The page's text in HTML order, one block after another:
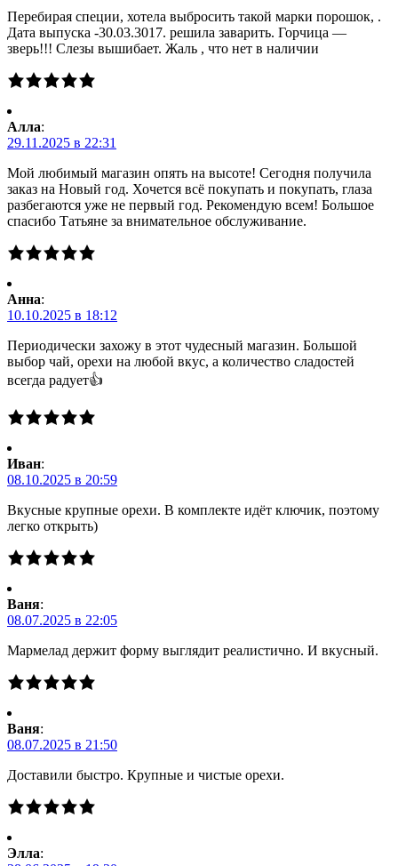
Перебирая специи, хотела выбросить такой марки порошок, .
Дата выпуска -30.03.3017. решила заварить. Горчица —
зверь!!! Слезы вышибает. Жаль , что нет в наличии
Алла:
29.11.2025 в 22:31
Мой любимый магазин опять на высоте! Сегодня получила
заказ на Новый год. Хочется всё покупать и покупать, глаза
разбегаются уже не первый год. Рекомендую всем! Большое
спасибо Татьяне за внимательное обслуживание.
Анна:
10.10.2025 в 18:12
Периодически захожу в этот чудесный магазин. Большой
выбор чай, орехи на любой вкус, а количество сладостей
всегда радует👍
Иван:
08.10.2025 в 20:59
Вкусные крупные орехи. В комплекте идёт ключик, поэтому
легко открыть)
Ваня:
08.07.2025 в 22:05
Мармелад держит форму выглядит реалистично. И вкусный.
Ваня:
08.07.2025 в 21:50
Доставили быстро. Крупные и чистые орехи.
Элла: